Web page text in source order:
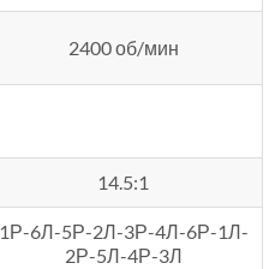
2400 об/мин
14.5:1
1Р-6Л-5Р-2Л-3Р-4Л-6Р-1Л-
2Р-5Л-4Р-3Л